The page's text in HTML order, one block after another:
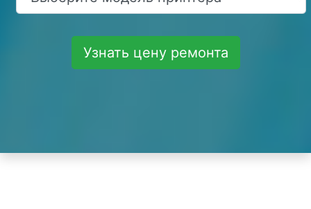
Узнать цену ремонта